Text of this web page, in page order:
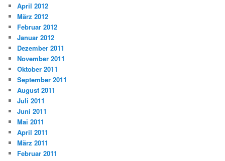
April 2012
März 2012
Februar 2012
Januar 2012
Dezember 2011
November 2011
Oktober 2011
September 2011
August 2011
Juli 2011
Juni 2011
Mai 2011
April 2011
März 2011
Februar 2011